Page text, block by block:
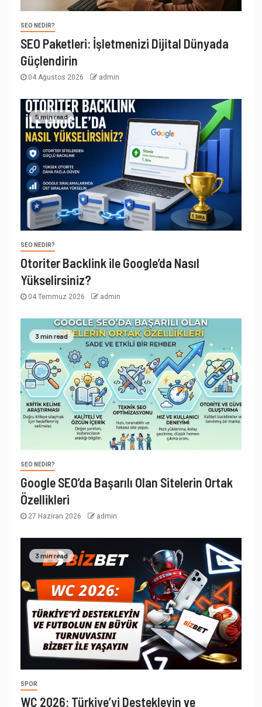
SEO NEDIR?
SEO Paketleri: İşletmenizi Dijital Dünyada
Güçlendirin
04 Ağustos 2026 admin
5 min read
SEO NEDIR?
Otoriter Backlink ile Google’da Nasıl
Yükselirsiniz?
04 Temmuz 2026 admin
3 min read
SEO NEDIR?
Google SEO’da Başarılı Olan Sitelerin Ortak
Özellikleri
27 Haziran 2026 admin
3 min read
SPOR
WC 2026: Türkiye’yi Destekleyin ve